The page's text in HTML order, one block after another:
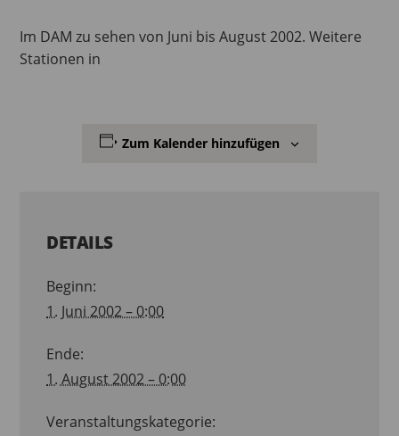
Im DAM zu sehen von Juni bis August 2002. Weitere
Stationen in
Zum Kalender hinzufügen
DETAILS
Beginn:
1. Juni 2002 – 0:00
Ende:
1. August 2002 – 0:00
Veranstaltungskategorie: